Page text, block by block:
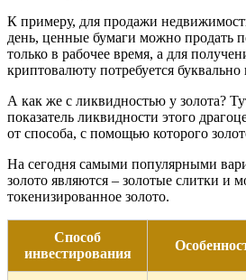
К примеру, для продажи
день, ценные бумаги можно продать
только в рабочее время, а для
криптовалюту потребуется
А как же с ликвидностью у золота?
показатель ликвидности этого
от способа, с помощью которого
На сегодня самыми популярными
золото являются – золотые слитки и
токенизированное золото.
Способ
инвестирования